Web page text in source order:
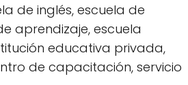
de inglés, escuela de
aprendizaje, escuela
educativa privada,
de capacitación, servicio